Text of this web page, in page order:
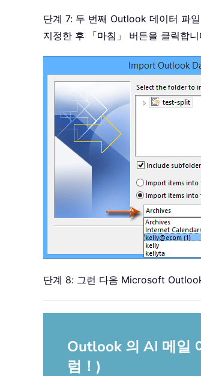
단계 7: 두 번째 Outlook 데이터 파
지정한 후 「마침」 버튼을 클릭합니
단계 8: 그런 다음 Microsoft
Outlook 의 AI 메일
럼！)